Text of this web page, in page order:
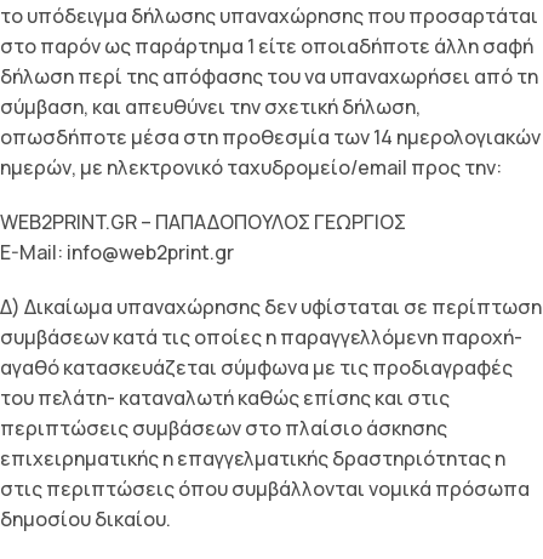
το υπόδειγμα δήλωσης υπαναχώρησης που προσαρτάται
στο παρόν ως παράρτημα 1 είτε οποιαδήποτε άλλη σαφή
δήλωση περί της απόφασης του να υπαναχωρήσει από τη
σύμβαση, και απευθύνει την σχετική δήλωση,
οπωσδήποτε μέσα στη προθεσμία των 14 ημερολογιακών
ημερών, με ηλεκτρονικό ταχυδρομείο/email προς την:
WEB2PRINT.GR – ΠΑΠΑΔΟΠΟΥΛΟΣ ΓΕΩΡΓΙΟΣ
E-Mail: info@web2print.gr
Δ) Δικαίωμα υπαναχώρησης δεν υφίσταται σε περίπτωση
συμβάσεων κατά τις οποίες η παραγγελλόμενη παροχή-
αγαθό κατασκευάζεται σύμφωνα με τις προδιαγραφές
του πελάτη- καταναλωτή καθώς επίσης και στις
περιπτώσεις συμβάσεων στο πλαίσιο άσκησης
επιχειρηματικής η επαγγελματικής δραστηριότητας η
στις περιπτώσεις όπου συμβάλλονται νομικά πρόσωπα
δημοσίου δικαίου.